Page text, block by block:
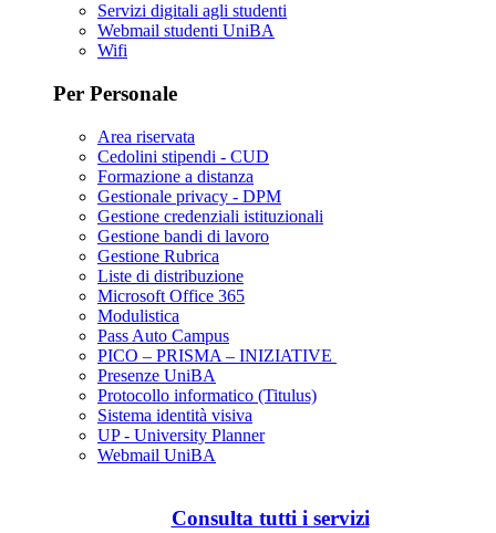
Servizi digitali agli studenti
Webmail studenti UniBA
Wifi
Per Personale
Area riservata
Cedolini stipendi - CUD
Formazione a distanza
Gestionale privacy - DPM
Gestione credenziali istituzionali
Gestione bandi di lavoro
Gestione Rubrica
Liste di distribuzione
Microsoft Office 365
Modulistica
Pass Auto Campus
PICO – PRISMA – INIZIATIVE
Presenze UniBA
Protocollo informatico (Titulus)
Sistema identità visiva
UP - University Planner
Webmail UniBA
Consulta tutti i servizi